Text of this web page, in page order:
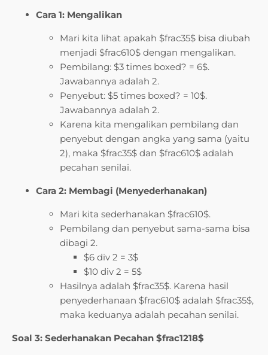
Cara 1: Mengalikan
Mari kita lihat apakah $frac35$ bisa diubah
menjadi $frac610$ dengan mengalikan.
Pembilang: $3 times boxed? = 6$.
Jawabannya adalah 2.
Penyebut: $5 times boxed? = 10$.
Jawabannya adalah 2.
Karena kita mengalikan pembilang dan
penyebut dengan angka yang sama (yaitu
2), maka $frac35$ dan $frac610$ adalah
pecahan senilai.
Cara 2: Membagi (Menyederhanakan)
Mari kita sederhanakan $frac610$.
Pembilang dan penyebut sama-sama bisa
dibagi 2.
$6 div 2 = 3$
$10 div 2 = 5$
Hasilnya adalah $frac35$. Karena hasil
penyederhanaan $frac610$ adalah $frac35$,
maka keduanya adalah pecahan senilai.
Soal 3: Sederhanakan Pecahan $frac1218$